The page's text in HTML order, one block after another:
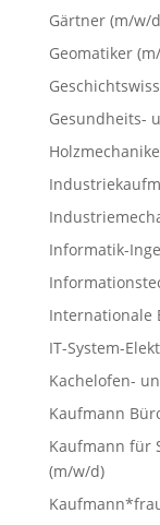
Gärtner (m/w/
Geomatiker
Gesundheits-
Informatik-
Internationale
IT-System-
Kachelofen-
Kaufmann
Kaufmann für
(m/w/d)